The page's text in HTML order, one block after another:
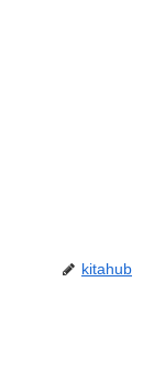
kitahub